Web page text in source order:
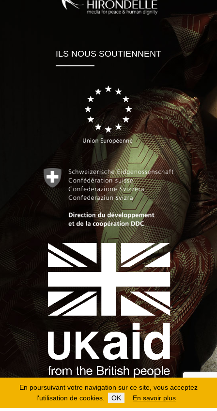
En poursuivant votre navigation sur ce site, vous acceptez
l'utilisation de cookies.
OK En savoir plus
ILS NOUS SOUTIENNENT